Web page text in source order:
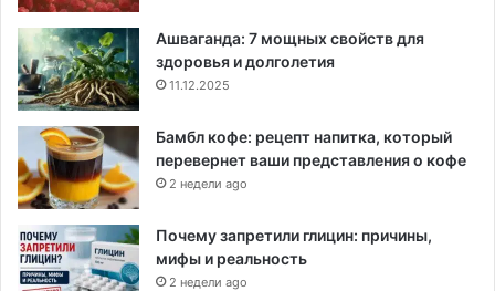
Ашваганда: 7 мощных свойств для
здоровья и долголетия
11.12.2025
Бамбл кофе: рецепт напитка, который
перевернет ваши представления о кофе
2 недели ago
Почему запретили глицин: причины,
мифы и реальность
2 недели ago